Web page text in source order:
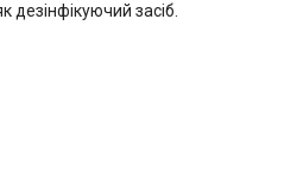
дезінфікуючий засіб.